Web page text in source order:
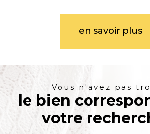
en savoir plus
Vous n'avez pas
le bien
votre